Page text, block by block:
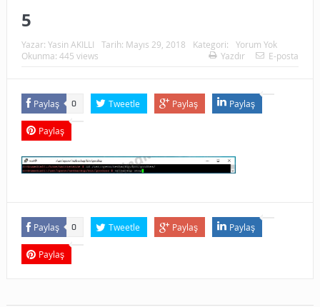
5
Yazar: Yasin AKILLI Tarih: Mayıs 29, 2018 Kategori:
Yorum Yok
Okunma: 445 views
Yazdır E-posta
Paylaş 0 Tweetle Paylaş Paylaş
Paylaş
Paylaş 0 Tweetle Paylaş Paylaş
Paylaş